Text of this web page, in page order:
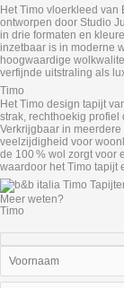
Het Timo vloerkleed van
ontworpen door Studio
in drie formaten en
inzetbaar is in moderne
hoogwaardige
verfijnde uitstraling als
Timo
Het Timo design tapijt
strak, rechthoekig profiel
Verkrijgbaar in
veelzijdigheid voor
de 100 % wol zorgt voor
waardoor het Timo tapijt
Meer weten?
Timo